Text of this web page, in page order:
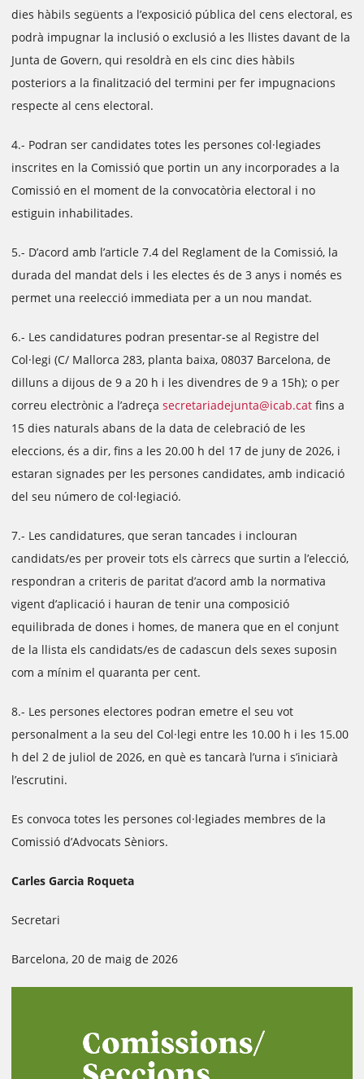
dies hàbils següents a l’exposició pública del cens electoral, es
podrà impugnar la inclusió o exclusió a les llistes davant de la
Junta de Govern, qui resoldrà en els cinc dies hàbils
posteriors a la finalització del termini per fer impugnacions
respecte al cens electoral.
4.- Podran ser candidates totes les persones col·legiades
inscrites en la Comissió que portin un any incorporades a la
Comissió en el moment de la convocatòria electoral i no
estiguin inhabilitades.
5.- D’acord amb l’article 7.4 del Reglament de la Comissió, la
durada del mandat dels i les electes és de 3 anys i només es
permet una reelecció immediata per a un nou mandat.
6.- Les candidatures podran presentar-se al Registre del
Col·legi (C/ Mallorca 283, planta baixa, 08037 Barcelona, de
dilluns a dijous de 9 a 20 h i les divendres de 9 a 15h); o per
correu electrònic a l’adreça secretariadejunta@icab.cat fins a
15 dies naturals abans de la data de celebració de les
eleccions, és a dir, fins a les 20.00 h del 17 de juny de 2026, i
estaran signades per les persones candidates, amb indicació
del seu número de col·legiació.
7.- Les candidatures, que seran tancades i inclouran
candidats/es per proveir tots els càrrecs que surtin a l’elecció,
respondran a criteris de paritat d’acord amb la normativa
vigent d’aplicació i hauran de tenir una composició
equilibrada de dones i homes, de manera que en el conjunt
de la llista els candidats/es de cadascun dels sexes suposin
com a mínim el quaranta per cent.
8.- Les persones electores podran emetre el seu vot
personalment a la seu del Col·legi entre les 10.00 h i les 15.00
h del 2 de juliol de 2026, en què es tancarà l’urna i s’iniciarà
l’escrutini.
Es convoca totes les persones col·legiades membres de la
Comissió d’Advocats Sèniors.
Carles Garcia Roqueta
Secretari
Barcelona, 20 de maig de 2026